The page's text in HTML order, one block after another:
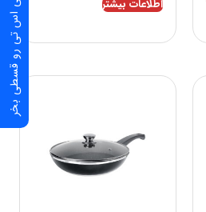
اطلاعات بیشتر کی اس تی رو قسطی بخر